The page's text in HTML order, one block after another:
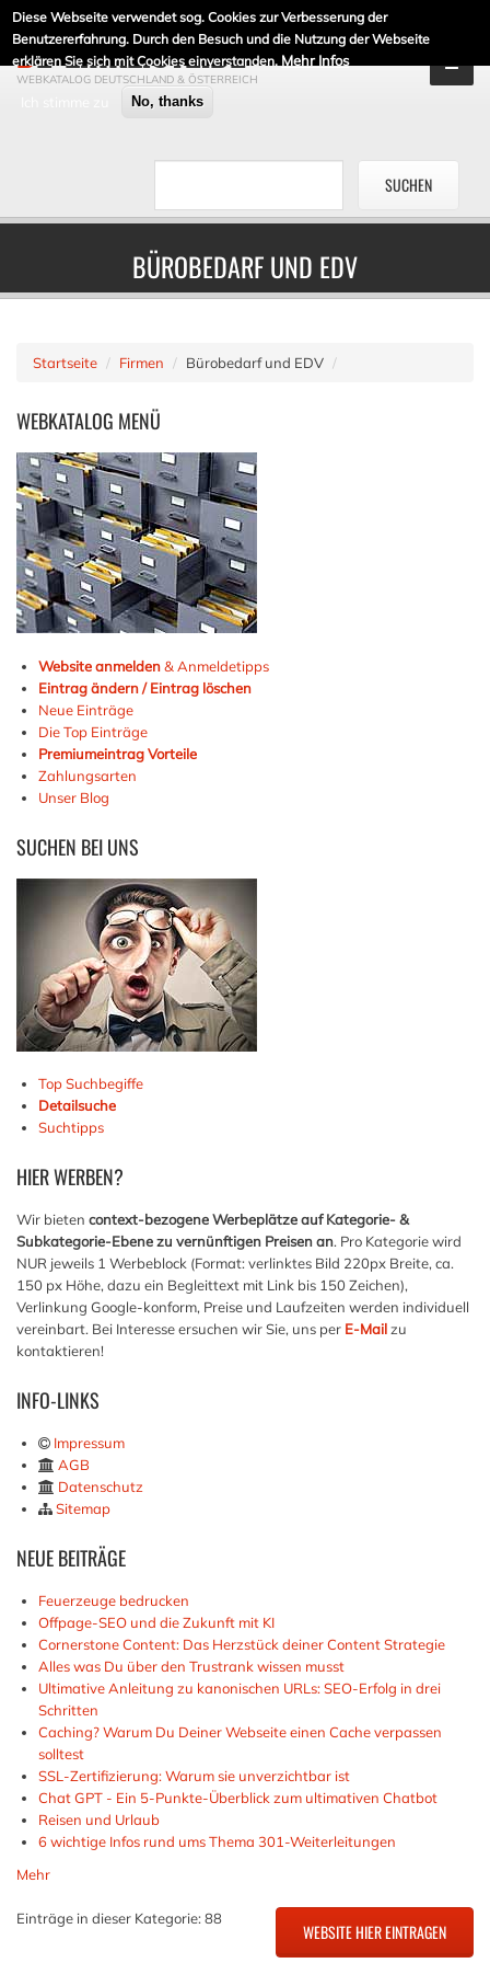
Diese Webseite verwendet sog. Cookies zur Verbesserung der
Benutzererfahrung. Durch den Besuch und die Nutzung der Webseite
erklären Sie sich mit Cookies einverstanden. Mehr Infos
No, thanks
DE-LINKLISTE.DE
WEBKATALOG DEUTSCHLAND & ÖSTERREICH
BÜROBEDARF UND EDV
Startseite Firmen Bürobedarf und EDV
WEBKATALOG MENÜ
Website anmelden& Anmeldetipps
Eintrag ändern / Eintrag löschen
Neue Einträge
Die Top Einträge
Premiumeintrag Vorteile
Zahlungsarten
Unser Blog
SUCHEN BEI UNS
Top Suchbegiffe
Detailsuche
Suchtipps
HIERWERBEN?
Wir bieten context-bezogene Werbeplätze auf Kategorie- &
Subkategorie-Ebene zu vernünftigen Preisen an. Pro Kategorie wird
NUR jeweils 1 Werbeblock (Format: verlinktes Bild 220px Breite, ca.
150 px Höhe, dazu ein Begleittext mit Link bis 150 Zeichen),
Verlinkung Google-konform, Preise und Laufzeiten werden individuell
vereinbart. Bei Interesse ersuchen wir Sie, uns per E-Mailzu
kontaktieren!
INFO-LINKS
Impressum
AGB
Datenschutz
Sitemap
NEUEBEITRÄGE
Feuerzeuge bedrucken
Offpage-SEO und die Zukunft mit KI
Cornerstone Content: Das Herzstück deiner Content Strategie
Alles was Du über den Trustrank wissen musst
Ultimative Anleitung zu kanonischen URLs: SEO-Erfolg in drei
Schritten
Caching? Warum Du Deiner Webseite einen Cache verpassen
solltest
SSL-Zertifizierung: Warum sie unverzichtbar ist
Chat GPT - Ein 5-Punkte-Überblick zum ultimativen Chatbot
Reisen und Urlaub
6 wichtige Infos rund ums Thema 301-Weiterleitungen
Mehr
Einträge in dieser Kategorie: 88